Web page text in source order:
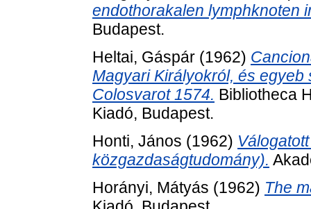
endothorakalen lymphknoten
Budapest.
Heltai, Gáspár (1962)
Magyari Királyokról, és
Colosvarot 1574. Bibliotheca
Kiadó, Budapest.
Honti, János (1962)
közgazdaságtudomány).
Horányi, Mátyás (1962) The